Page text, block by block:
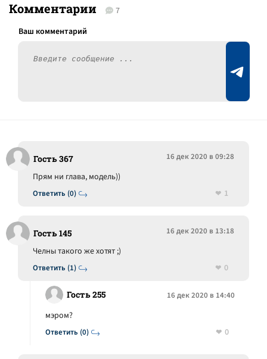
Комментарии 7
Гость 367 16 дек 2020 в 09:28
Ответить (0)
Прям ни глава, модель))
1
Гость 145 16 дек 2020 в 13:18
Ответить (1)
Челны такого же хотят ;)
0
Гость 255 16 дек 2020 в 14:40
Ответить (0)
мэром?
0